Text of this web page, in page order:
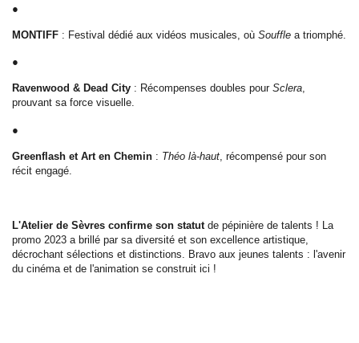
●
MONTIFF : Festival dédié aux vidéos musicales, où Souffle a triomphé.
●
Ravenwood & Dead City : Récompenses doubles pour Sclera,
prouvant sa force visuelle.
●
Greenflash et Art en Chemin : Théo là-haut, récompensé pour son
récit engagé.
L'Atelier de Sèvres confirme son statutde pépinière de talents ! La
promo 2023 a brillé par sa diversité et son excellence artistique,
décrochant sélections et distinctions. Bravo aux jeunes talents : l'avenir
du cinéma et de l'animation se construit ici !